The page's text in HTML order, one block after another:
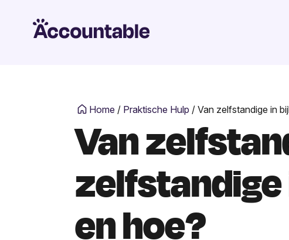
Home / Praktische Hulp / Van zelfstandige in
Van
en hoe?